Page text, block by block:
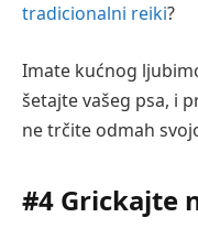
tradicionalni reiki?
Imate kućnog
šetajte vašeg psa, i
ne trčite odmah
#4 Grickajte